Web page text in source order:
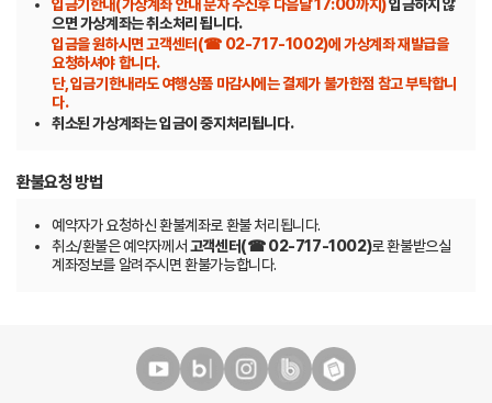
입금기한내(가상계좌 안내 문자 수신후 다음날 17:00까지)입금하지 않
으면 가상계좌는 취소처리 됩니다.
입금을 원하시면 고객센터(☎ 02-717-1002)에 가상계좌 재발급을
요청하셔야 합니다.
단, 입금기한내라도 여행상품 마감시에는 결제가 불가한점 참고 부탁합니
다.
취소된 가상계좌는 입금이 중지처리됩니다.
환불요청 방법
예약자가 요청하신 환불계좌로 환불 처리됩니다.
취소/환불은 예약자께서 고객센터(☎ 02-717-1002)로 환불받으실
계좌정보를 알려주시면 환불가능합니다.